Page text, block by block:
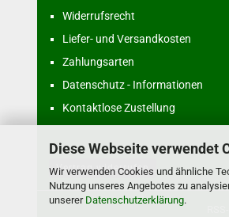
Diese Webseite verwendet
Wir verwenden Cookies und ähnliche
Nutzung unseres Angebotes zu
unserer Datenschutzerklärung.
Widerrufsrecht
Liefer- und Versandkosten
Zahlungsarten
Datenschutz - Informationen
Kontaktlose Zustellung
Vertrag widerrufen